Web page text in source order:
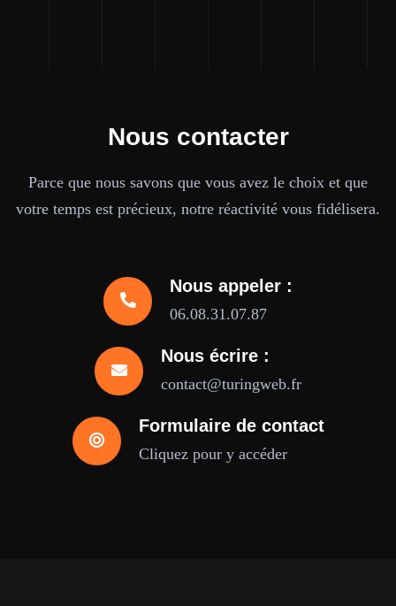
Nous contacter
Parce que nous savons que vous avez le choix et que
votre temps est précieux, notre réactivité vous fidélisera.
Nous appeler :
06.08.31.07.87
Nous écrire :
contact@turingweb.fr
Formulaire de contact
Cliquez pour y accéder